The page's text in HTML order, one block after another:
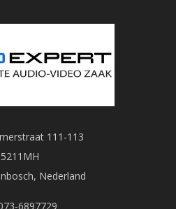
111-113
5211MH
Nederland
6897729